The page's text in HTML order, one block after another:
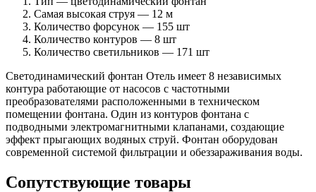
Самая высокая струя — 12 м
Количество форсунок — 155 шт
Количество контуров — 8 шт
Количество светильников — 171 шт
Светодинамический фонтан Отель имеет 8 независимых
контура работающие от насосов с частотными
преобразователями расположенными в техническом
помещении фонтана. Один из контуров фонтана с
подводными электромагнитными клапанами, создающие
эффект прыгающих водяных струй. Фонтан оборудован
современной системой фильтрации и обеззараживания воды.
Сопутствующие товары